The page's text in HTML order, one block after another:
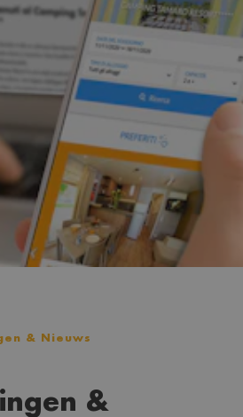
& Nieuws
&